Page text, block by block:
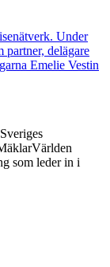
Under
partner, delägare
Emelie Vestin
som leder in i